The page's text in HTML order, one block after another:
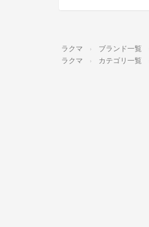
ラクマ ブランド一覧
ラクマ カテゴリ一覧